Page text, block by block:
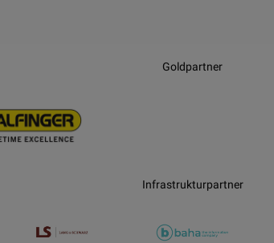
Goldpartner
Infrastrukturpartner